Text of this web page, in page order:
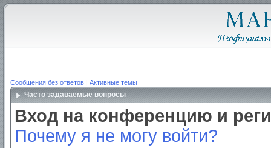
Сообщения без ответов | Активные темы
Часто задаваемые вопросы
Вход на конференцию и
Почему я не могу войти?